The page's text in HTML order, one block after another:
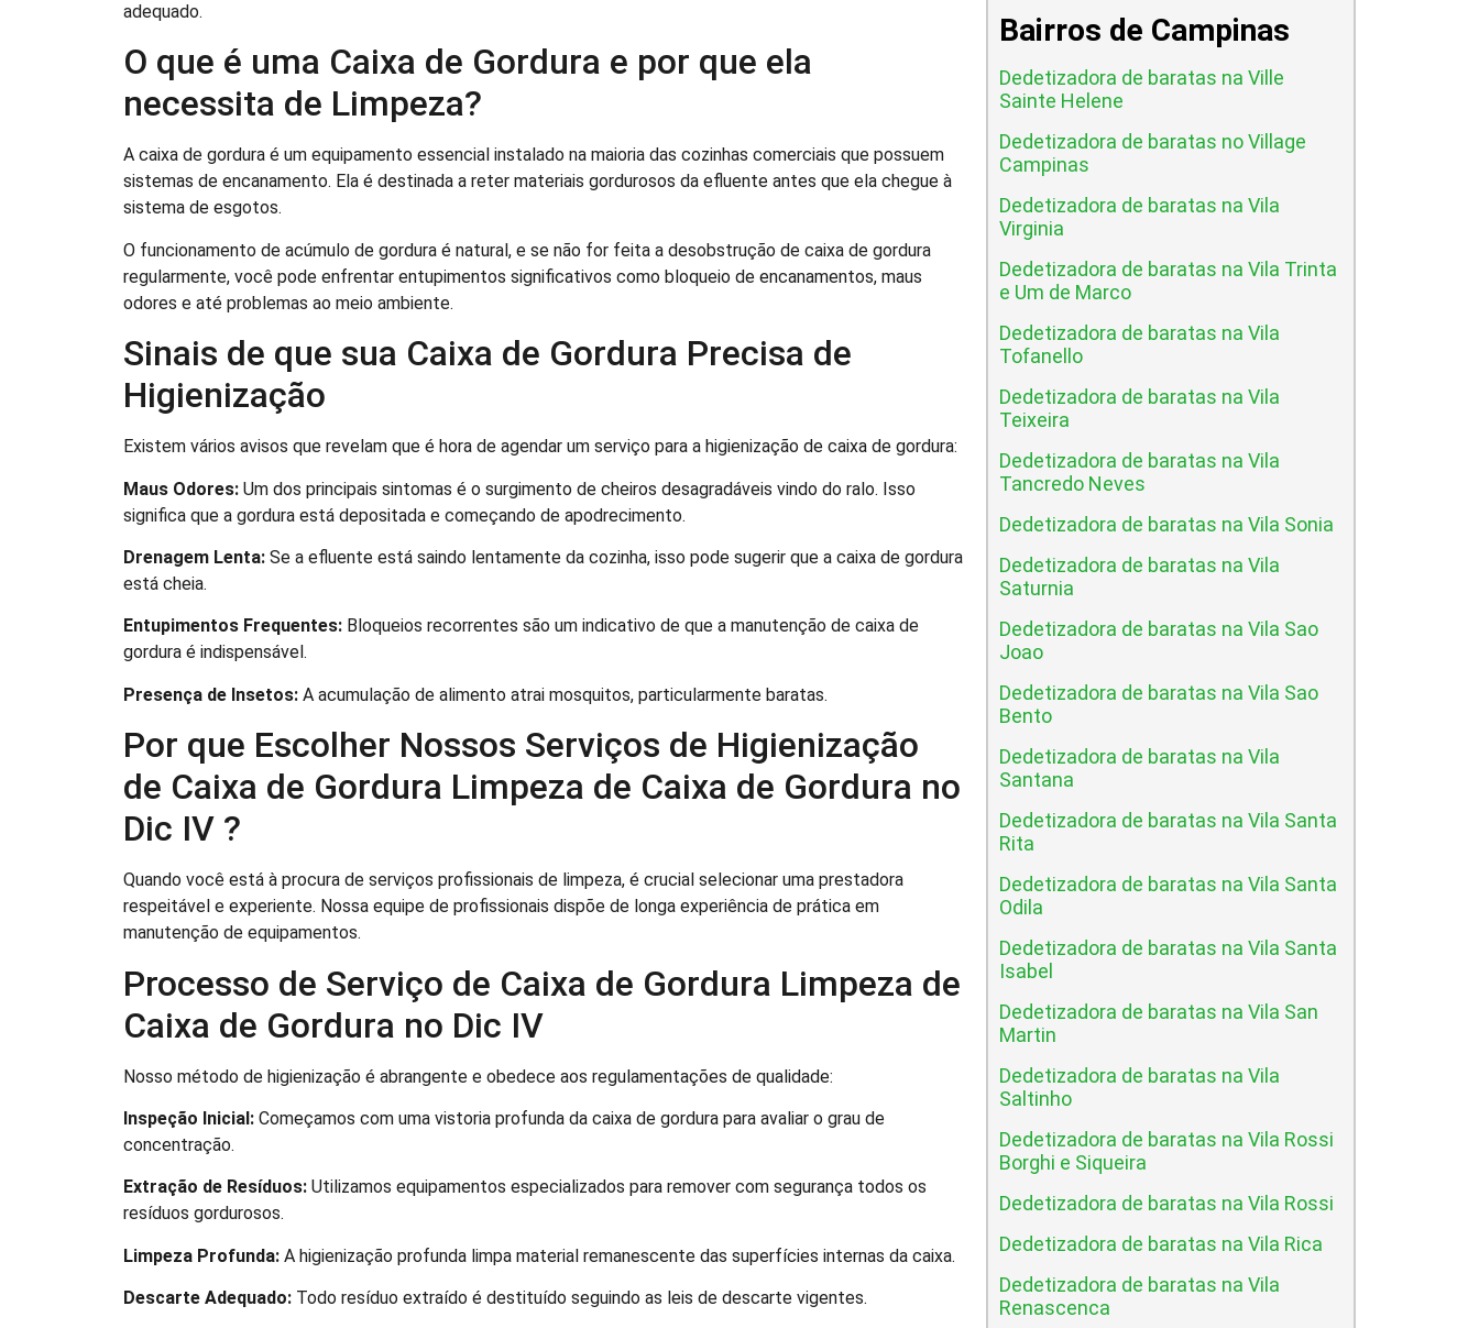
adequado.
O que é uma Caixa de Gordura e por que ela
necessita de Limpeza?
A caixa de gordura é um equipamento essencial instalado na maioria das cozinhas comerciais que possuem
sistemas de encanamento. Ela é destinada a reter materiais gordurosos da efluente antes que ela chegue à
sistema de esgotos.
O funcionamento de acúmulo de gordura é natural, e se não for feita a desobstrução de caixa de gordura
regularmente, você pode enfrentar entupimentos significativos como bloqueio de encanamentos, maus
odores e até problemas ao meio ambiente.
Sinais de que sua Caixa de Gordura Precisa de
Higienização
Existem vários avisos que revelam que é hora de agendar um serviço para a higienização de caixa de gordura:
Maus Odores: Um dos principais sintomas é o surgimento de cheiros desagradáveis vindo do ralo. Isso
significa que a gordura está depositada e começando de apodrecimento.
Drenagem Lenta: Se a efluente está saindo lentamente da cozinha, isso pode sugerir que a caixa de gordura
está cheia.
Entupimentos Frequentes: Bloqueios recorrentes são um indicativo de que a manutenção de caixa de
gordura é indispensável.
Presença de Insetos: A acumulação de alimento atrai mosquitos, particularmente baratas.
Por que Escolher Nossos Serviços de Higienização
de Caixa de Gordura Limpeza de Caixa de Gordura no
Dic IV ?
Quando você está à procura de serviços profissionais de limpeza, é crucial selecionar uma prestadora
respeitável e experiente. Nossa equipe de profissionais dispõe de longa experiência de prática em
manutenção de equipamentos.
Processo de Serviço de Caixa de Gordura Limpeza de
Caixa de Gordura no Dic IV
Nosso método de higienização é abrangente e obedece aos regulamentações de qualidade:
Inspeção Inicial: Começamos com uma vistoria profunda da caixa de gordura para avaliar o grau de
concentração.
Extração de Resíduos: Utilizamos equipamentos especializados para remover com segurança todos os
resíduos gordurosos.
Limpeza Profunda: A higienização profunda limpa material remanescente das superfícies internas da caixa.
Descarte Adequado: Todo resíduo extraído é destituído seguindo as leis de descarte vigentes.
Bairros de Campinas
Dedetizadora de baratas na Ville
Sainte Helene
Dedetizadora de baratas no Village
Campinas
Dedetizadora de baratas na Vila
Virginia
Dedetizadora de baratas na Vila Trinta
e Um de Marco
Dedetizadora de baratas na Vila
Tofanello
Dedetizadora de baratas na Vila
Teixeira
Dedetizadora de baratas na Vila
Tancredo Neves
Dedetizadora de baratas na Vila Sonia
Dedetizadora de baratas na Vila
Saturnia
Dedetizadora de baratas na Vila Sao
Joao
Dedetizadora de baratas na Vila Sao
Bento
Dedetizadora de baratas na Vila
Santana
Dedetizadora de baratas na Vila Santa
Rita
Dedetizadora de baratas na Vila Santa
Odila
Dedetizadora de baratas na Vila Santa
Isabel
Dedetizadora de baratas na Vila San
Martin
Dedetizadora de baratas na Vila
Saltinho
Dedetizadora de baratas na Vila Rossi
Borghi e Siqueira
Dedetizadora de baratas na Vila Rossi
Dedetizadora de baratas na Vila Rica
Dedetizadora de baratas na Vila
Renascenca